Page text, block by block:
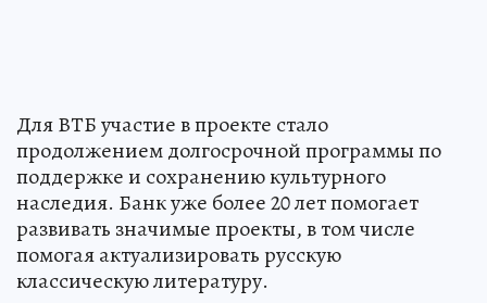
Для ВТБ участие в проекте стало
продолжением долгосрочной программы по
поддержке и сохранению культурного
наследия. Банк уже более 20 лет помогает
развивать значимые проекты, в том числе
помогая актуализировать русскую
классическую литературу.